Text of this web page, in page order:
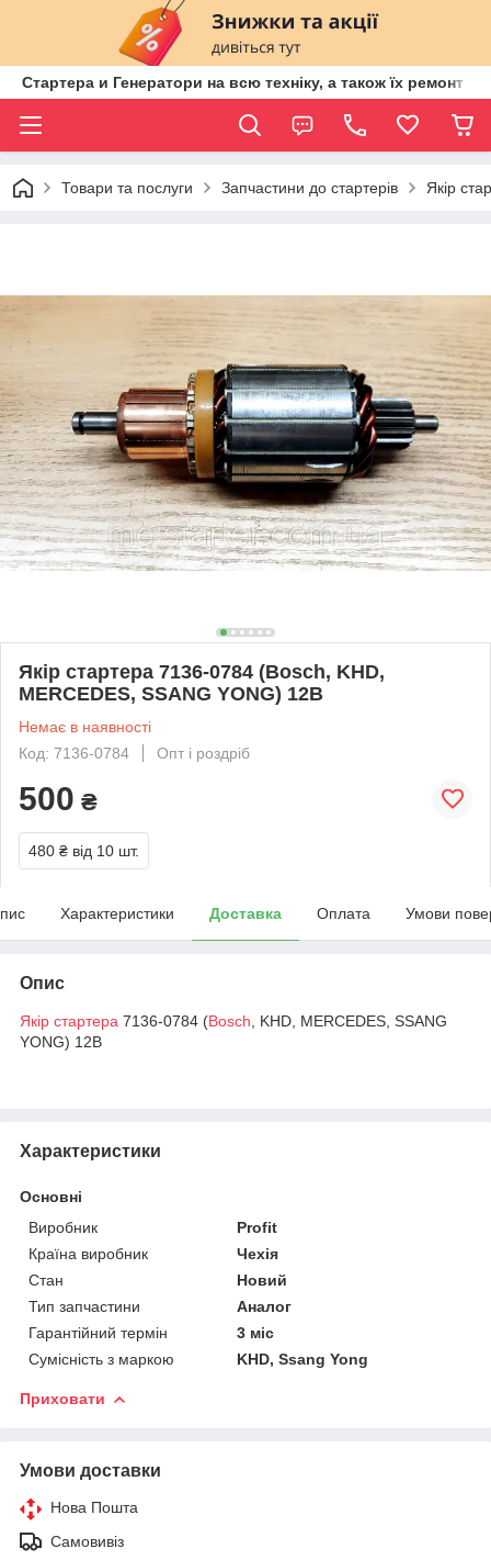
Стартера и Генератори на всю техніку, а також їх ремонт
Товари та послуги Запчастини до стартерів Якір
Якір стартера 7136-0784 (Bosch, KHD,
MERCEDES, SSANG YONG) 12В
Немає в наявності
Код: 7136-0784
Опт і роздріб
500 ₴
480 ₴ від 10 шт.
Характеристики Доставка Оплата Умови
Опис
Якір стартера 7136-0784 (Bosch , KHD, MERCEDES, SSANG
YONG) 12В
Характеристики
Основні
Виробник
Profit
Країна виробник
Чехія
Стан
Новий
Тип запчастини
Аналог
Гарантійний термін
3 міс
Сумісність з маркою
KHD, Ssang Yong
Приховати
Умови доставки
Нова Пошта
Самовивіз